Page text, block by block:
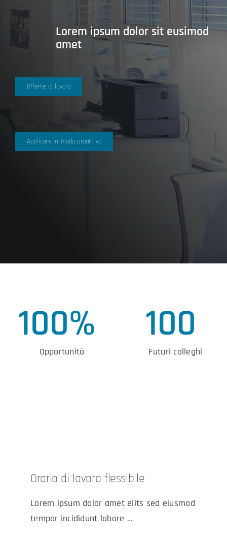
Lorem ipsum dolor sit eusimod
amet
Offerte di lavoro
Applicare in modo proattivo
100%
Opportunità
100
Futuri colleghi
Orario di lavoro flessibile
Lorem ipsum dolor amet elits sed eiusmod
tempor incididunt labore …